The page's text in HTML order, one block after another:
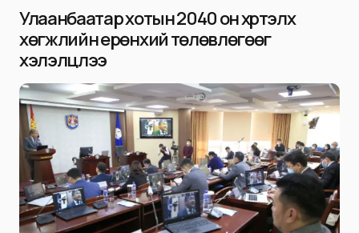
Улаанбаатар хотын 2040 он хүртэлх
хөгжлийн ерөнхий төлөвлөгөөг
хэлэлцлээ